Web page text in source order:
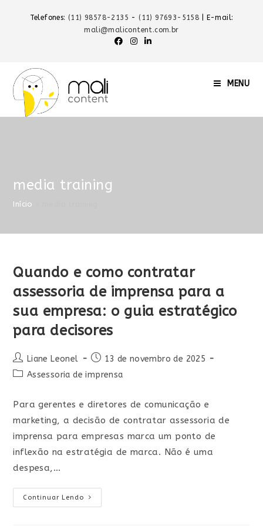
Telefones: (11) 98578-2135 - (11) 97693-5158
| E-mail:
mali@malicontent.com.br
MENU
media training
Início
Quando e como contratar
assessoria de imprensa para a
sua empresa: o guia estratégico
para decisores
Liane Leonel
13 de novembro de 2025
Assessoria de imprensa
Para gerentes e diretores de comunicação e
marketing, a decisão de contratar assessoria de
imprensa para empresas marca um ponto de
inflexão na estratégia de marca. Não é uma
despesa,…
Continuar Lendo